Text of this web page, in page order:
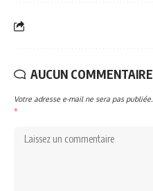
AUCUN COMMENTAIRE
Votre adresse e-mail ne sera pas publiée.
*